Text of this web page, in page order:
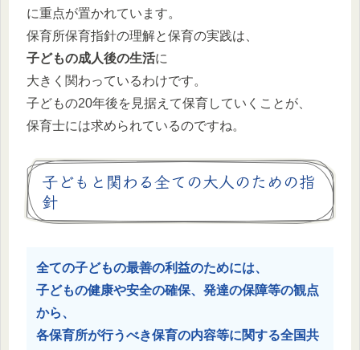
に重点が置かれています。
保育所保育指針の理解と保育の実践は、
子どもの成人後の生活に
大きく関わっているわけです。
子どもの20年後を見据えて保育していくことが、
保育士には求められているのですね。
子どもと関わる全ての大人のための指
針
全ての子どもの最善の利益のためには、
子どもの健康や安全の確保、発達の保障等の観点
から、
各保育所が行うべき保育の内容等に関する全国共